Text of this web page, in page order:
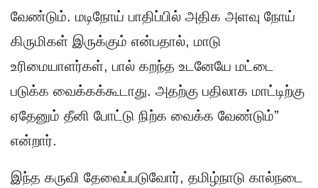
வேண்டும். மடிநோய் பாதிப்பில் அதிக அளவு நோய்
கிருமிகள் இருக்கும் என்பதால், மாடு
உரிமையாளர்கள், பால் கறந்த உடனேயே மட்டை
படுக்க வைக்கக்கூடாது. அதற்கு பதிலாக மாட்டிற்கு
ஏதேனும் தீனி போட்டு நிற்க வைக்க வேண்டும்”
என்றார்.
இந்த கருவி தேவைப்படுவோர், தமிழ்நாடு கால்நடை